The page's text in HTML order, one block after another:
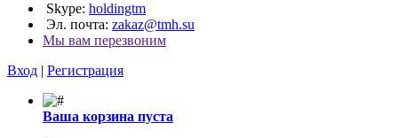
Skype: holdingtm
Эл. почта: zakaz@tmh.su
Мы вам перезвоним
Вход | Регистрация
Ваша корзина пуста